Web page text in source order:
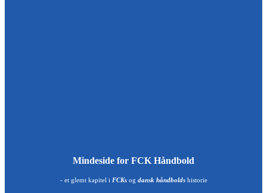
Mindeside for FCK Håndbold
- et glemt kapitel i FCKsog dansk håndboldshistorie